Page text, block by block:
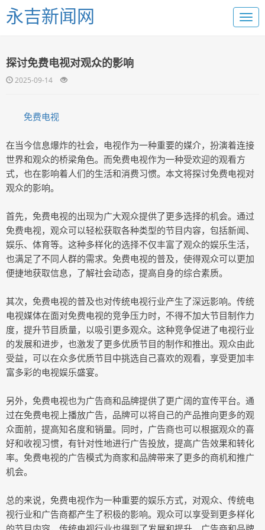
永吉新闻网
探讨免费电视对观众的影响
2025-09-14
免费电视
在当今信息爆炸的社会，电视作为一种重要的媒介，扮演着连接
世界和观众的桥梁角色。而免费电视作为一种受欢迎的观看方
式，也在影响着人们的生活和消费习惯。本文将探讨免费电视对
观众的影响。
首先，免费电视的出现为广大观众提供了更多选择的机会。通过
免费电视，观众可以轻松获取各种类型的节目内容，包括新闻、
娱乐、体育等。这种多样化的选择不仅丰富了观众的娱乐生活，
也满足了不同人群的需求。免费电视的普及，使得观众可以更加
便捷地获取信息，了解社会动态，提高自身的综合素质。
其次，免费电视的普及也对传统电视行业产生了深远影响。传统
电视媒体在面对免费电视的竞争压力时，不得不加大节目制作力
度，提升节目质量，以吸引更多观众。这种竞争促进了电视行业
的发展和进步，也激发了更多优质节目的制作和推出。观众由此
受益，可以在众多优质节目中挑选自己喜欢的观看，享受更加丰
富多彩的电视娱乐盛宴。
另外，免费电视也为广告商和品牌提供了更广阔的宣传平台。通
过在免费电视上播放广告，品牌可以将自己的产品推向更多的观
众面前，提高知名度和销量。同时，广告商也可以根据观众的喜
好和收视习惯，有针对性地进行广告投放，提高广告效果和转化
率。免费电视的广告模式为商家和品牌带来了更多的商机和推广
机会。
总的来说，免费电视作为一种重要的娱乐方式，对观众、传统电
视行业和广告商都产生了积极的影响。观众可以享受到更多样化